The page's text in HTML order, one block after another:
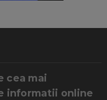
cea mai
informatii online